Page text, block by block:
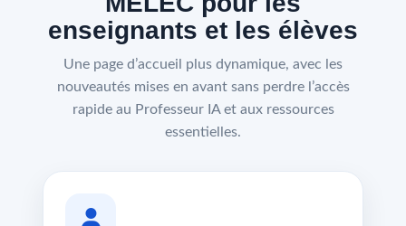
enseignants et les élèves
Une page d’accueil plus dynamique, avec les
nouveautés mises en avant sans perdre l’accès
rapide au Professeur IA et aux ressources
essentielles.